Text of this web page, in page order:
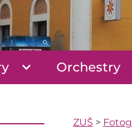
Orchestry
ZUŠ >